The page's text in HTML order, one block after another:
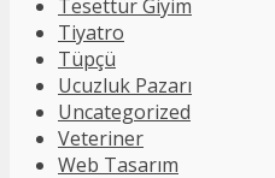
Tesettür Giyim
Tiyatro
Tüpçü
Ucuzluk Pazarı
Uncategorized
Veteriner
Web Tasarım